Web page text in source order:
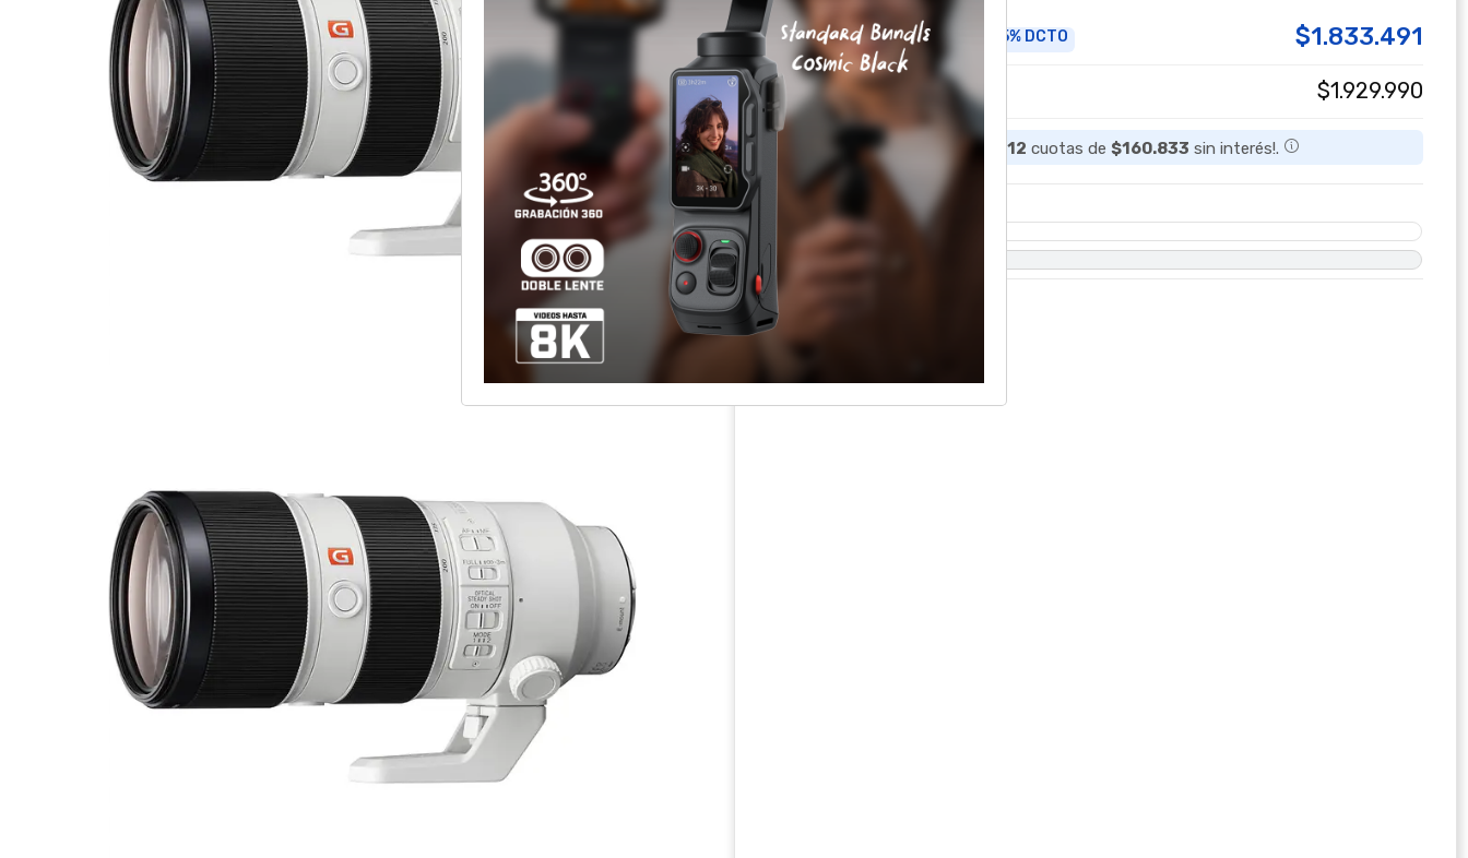
ENVÍO GRATIS
Pago con transferencia
5% DCTO $1.833.491
Otros medios de pago $1.929.990
¡Paga hasta en12 cuotas de$160.833 sin interés!.
Disponibilidad
COMPARTIR ESTE PRODUCTO